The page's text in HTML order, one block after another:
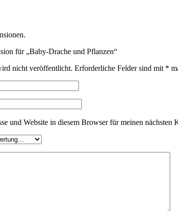
für „Baby-Drache und Pflanzen“
nicht veröffentlicht. Erforderliche Felder sind mit *
und Website in diesem Browser für meinen nächsten